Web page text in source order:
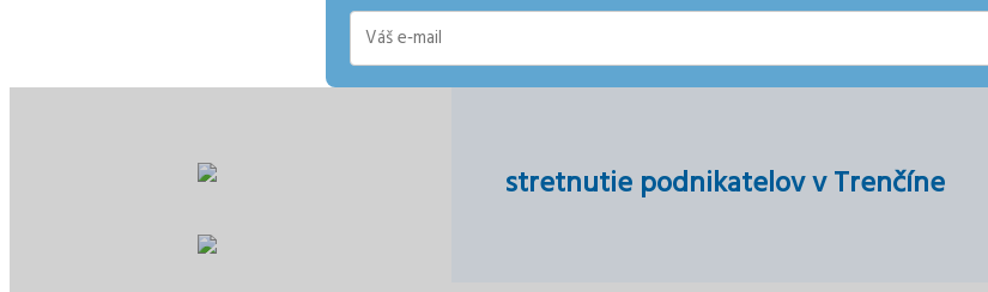
stretnutie podnikatelov v Trenčíne